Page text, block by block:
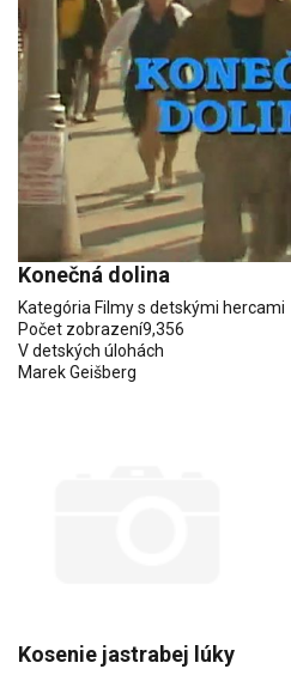
Konečná dolina
Kategória Filmy s detskými hercami
Počet zobrazení9,356
V detských úlohách
Marek Geišberg
Kosenie jastrabej lúky